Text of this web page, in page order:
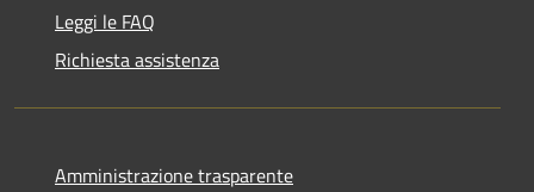
Leggi le FAQ
Richiesta assistenza
Amministrazione trasparente